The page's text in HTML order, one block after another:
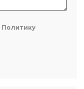
Политику